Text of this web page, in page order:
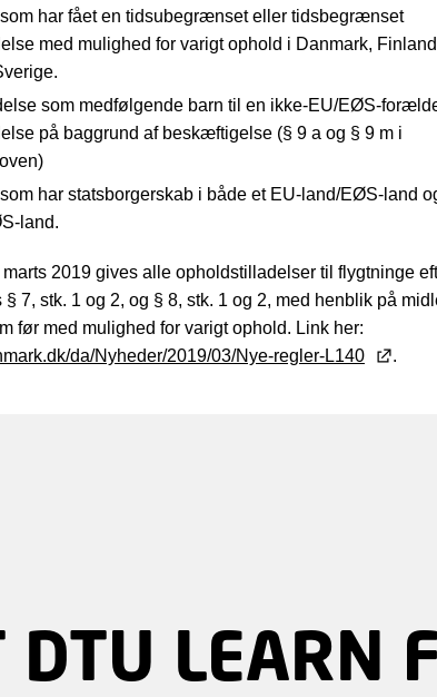
har fået en tidsubegrænset eller tidsbegrænset
med mulighed for varigt ophold i Danmark,
som medfølgende barn til en ikke-EU/EØS-
på baggrund af beskæftigelse (§ 9 a og § 9 m i
har statsborgerskab i både et EU-land/EØS-land
land.
marts 2019 gives alle opholdstilladelser til flygtninge
7, stk. 1 og 2, og § 8, stk. 1 og 2, med henblik på
før med mulighed for varigt ophold. Link her:
da/Nyheder/2019/03/Nye-regler-L140
.
DTU LEARN